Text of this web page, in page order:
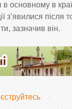
в основному в
з’явилися після
зазначив він.